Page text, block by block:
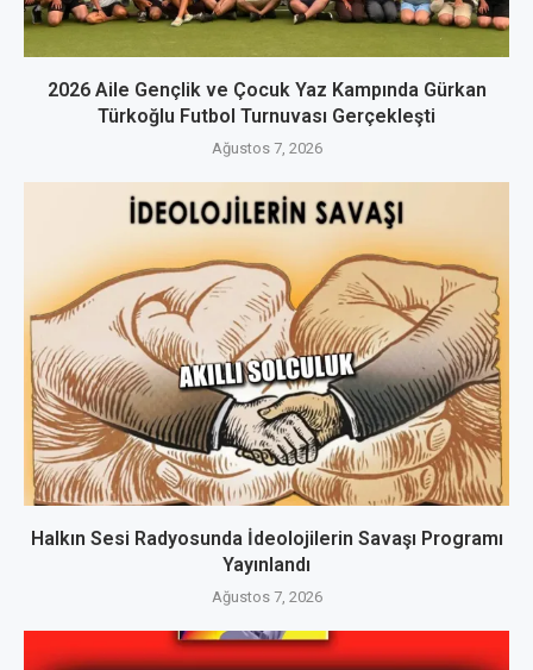
2026 Aile Gençlik ve Çocuk Yaz Kampında Gürkan
Türkoğlu Futbol Turnuvası Gerçekleşti
Ağustos 7, 2026
Halkın Sesi Radyosunda İdeolojilerin Savaşı Programı
Yayınlandı
Ağustos 7, 2026